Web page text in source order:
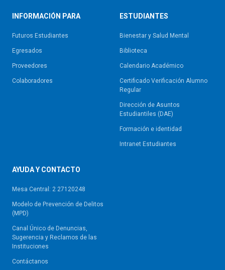
INFORMACIÓN PARA
Futuros Estudiantes
Egresados
Proveedores
Colaboradores
ESTUDIANTES
Bienestar y Salud Mental
Biblioteca
Calendario Académico
Certificado Verificación Alumno
Regular
Dirección de Asuntos
Estudiantiles (DAE)
Formación e identidad
Intranet Estudiantes
AYUDA Y CONTACTO
Mesa Central: 2 27120248
Modelo de Prevención de Delitos
(MPD)
Canal Único de Denuncias,
Sugerencia y Reclamos de las
Instituciones
Contáctanos